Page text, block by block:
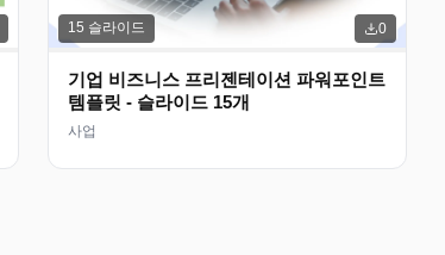
15 슬라이드 0
기업 비즈니스 프리젠테이션 파워포인트
템플릿 - 슬라이드 15개
사업